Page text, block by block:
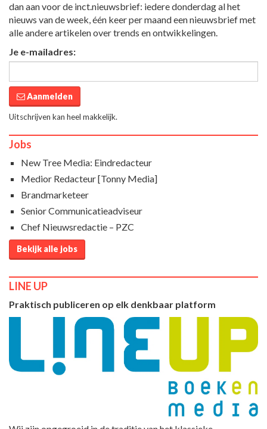
dan aan voor de inct.nieuwsbrief: iedere donderdag al het
nieuws van de week, één keer per maand een nieuwsbrief met
alle andere artikelen over trends en ontwikkelingen.
Je e-mailadres:
Aanmelden
Uitschrijven kan heel makkelijk.
Jobs
New Tree Media: Eindredacteur
Medior Redacteur [Tonny Media]
Brandmarketeer
Senior Communicatieadviseur
Chef Nieuwsredactie – PZC
Bekijk alle jobs
LINE UP
Praktisch publiceren op elk denkbaar platform